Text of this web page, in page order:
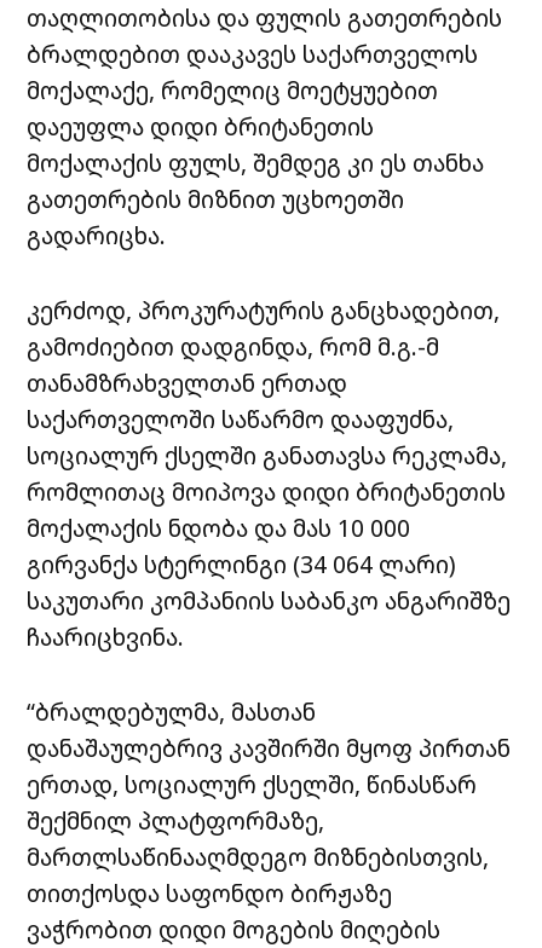
თაღლითობისა და ფულის გათეთრების
ბრალდებით დააკავეს საქართველოს
მოქალაქე, რომელიც მოეტყუებით
დაეუფლა დიდი ბრიტანეთის
მოქალაქის ფულს, შემდეგ კი ეს თანხა
გათეთრების მიზნით უცხოეთში
გადარიცხა.
კერძოდ, პროკურატურის განცხადებით,
გამოძიებით დადგინდა, რომ მ.გ.-მ
თანამზრახველთან ერთად
საქართველოში საწარმო დააფუძნა,
სოციალურ ქსელში განათავსა რეკლამა,
რომლითაც მოიპოვა დიდი ბრიტანეთის
მოქალაქის ნდობა და მას 10 000
გირვანქა სტერლინგი (34 064 ლარი)
საკუთარი კომპანიის საბანკო ანგარიშზე
ჩაარიცხვინა.
“ბრალდებულმა, მასთან
დანაშაულებრივ კავშირში მყოფ პირთან
ერთად, სოციალურ ქსელში, წინასწარ
შექმნილ პლატფორმაზე,
მართლსაწინააღმდეგო მიზნებისთვის,
თითქოსდა საფონდო ბირჟაზე
ვაჭრობით დიდი მოგების მიღების